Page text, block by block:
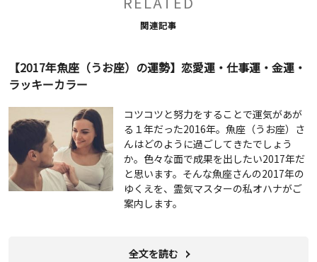
関連記事
【2017年魚座（うお座）の運勢】恋愛運・仕事運・金運・
ラッキーカラー
コツコツと努力をすることで運気があが
る１年だった2016年。魚座（うお座）さ
んはどのように過ごしてきたでしょう
か。色々な面で成果を出したい2017年だ
と思います。そんな魚座さんの2017年の
ゆくえを、霊気マスターの私オハナがご
案内します。
全文を読む